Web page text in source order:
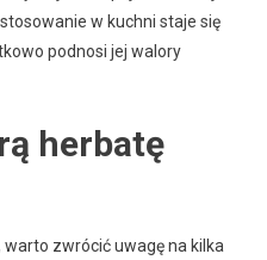
w kuchni staje się
podnosi jej walory
herbatę
zwrócić uwagę na kilka